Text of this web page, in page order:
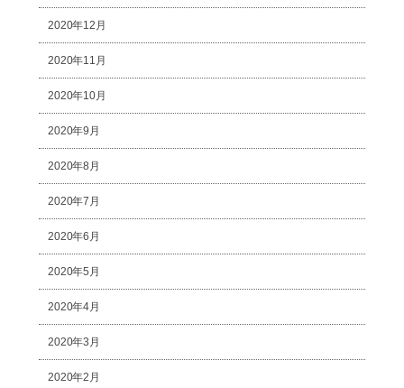
2020年12月
2020年11月
2020年10月
2020年9月
2020年8月
2020年7月
2020年6月
2020年5月
2020年4月
2020年3月
2020年2月